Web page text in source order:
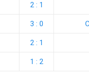
2 : 1
3 : 0
2 : 1
1 : 2